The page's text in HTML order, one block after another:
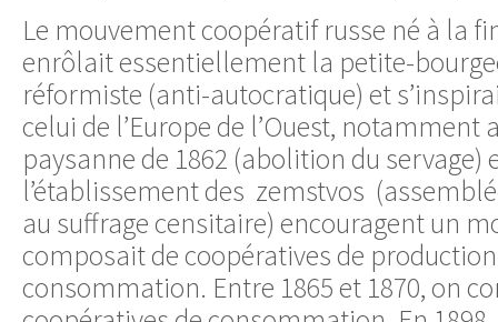
Le mouvement coopératif russe né à la
enrôlait essentiellement la petite-
réformiste (anti-autocratique) et
celui de l’Europe de l’Ouest, notamment
paysanne de 1862 (abolition du servage)
l’établissement des zemstvos
au suffrage censitaire) encouragent un
composait de coopératives de
consommation. Entre 1865 et 1870, on